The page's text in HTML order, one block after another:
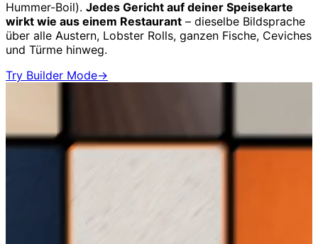
Hummer-Boil). Jedes Gericht auf deiner Speisekarte
wirkt wie aus einem Restaurant – dieselbe Bildsprache
über alle Austern, Lobster Rolls, ganzen Fische, Ceviches
und Türme hinweg.
Try Builder Mode→